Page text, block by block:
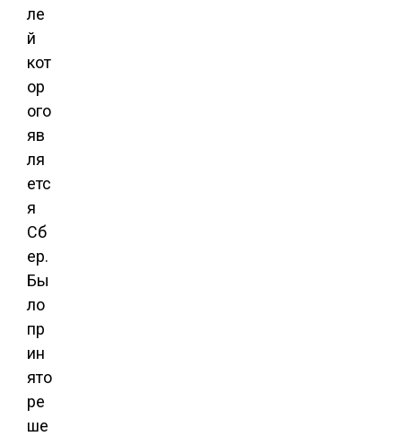
ле
й
кот
ор
ого
яв
ля
етс
я
Сб
ер.
Бы
ло
пр
ин
ято
ре
ше